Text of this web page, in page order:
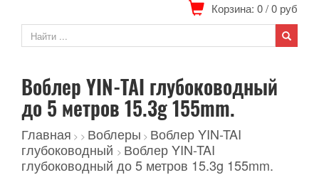
Корзина: 0/0 руб
Воблер YIN-TAI глубоководный
до 5 метров 15.3g 155mm.
Главная > > Воблеры > Воблер YIN-TAI
глубоководный > Воблер YIN-TAI
глубоководный до 5 метров 15.3g 155mm.